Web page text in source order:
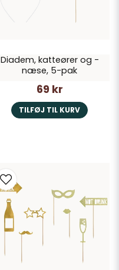
Diadem, katteører og -
næse, 5-pak
69 kr
TILFØJ TIL KURV